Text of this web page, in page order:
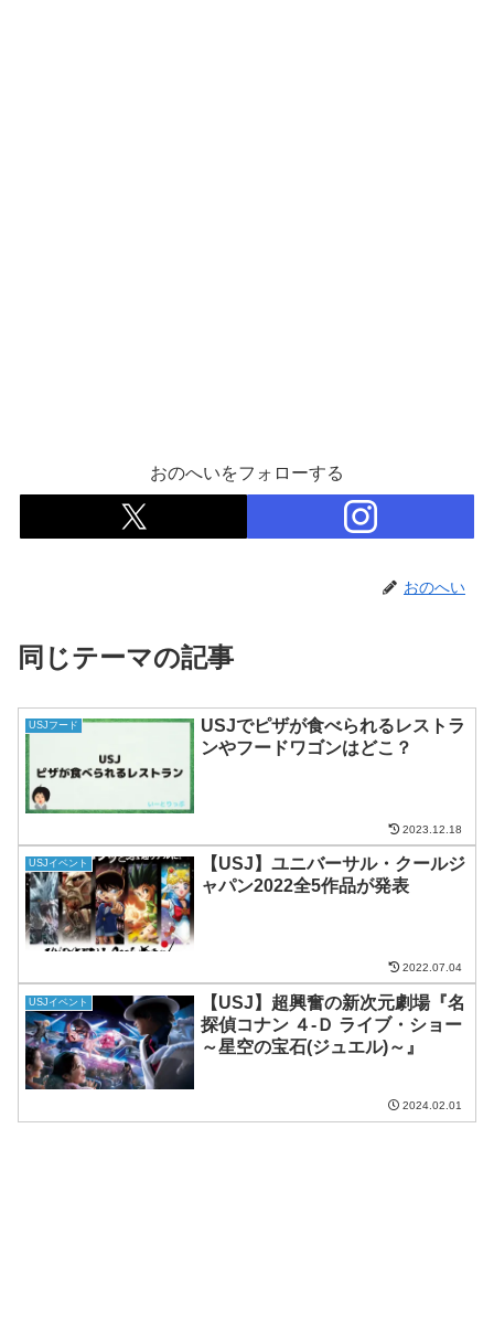
おのへいをフォローする
おのへい
同じテーマの記事
USJフード
USJでピザが食べられるレストラ
ンやフードワゴンはどこ？
2023.12.18
USJイベント
【USJ】ユニバーサル・クールジ
ャパン2022全5作品が発表
2022.07.04
USJイベント
【USJ】超興奮の新次元劇場『名
探偵コナン ４-Ｄ ライブ・ショー
～星空の宝石(ジュエル)～』
2024.02.01